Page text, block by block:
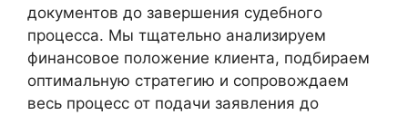
документов до завершения судебного
процесса. Мы тщательно анализируем
финансовое положение клиента, подбираем
оптимальную стратегию и сопровождаем
весь процесс от подачи заявления до